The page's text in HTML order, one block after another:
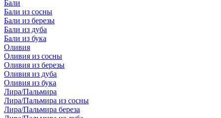
Бали
Бали из сосны
Бали из березы
Бали из дуба
Бали из бука
Оливия
Оливия из сосны
Оливия из березы
Оливия из дуба
Оливия из бука
Лира/Пальмира
Лира/Пальмира из сосны
Лира/Пальмира береза